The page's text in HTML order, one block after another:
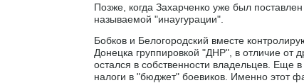
Позже, когда Захарченко уже был
называемой "инаугурации".
Бобков и Белогородский вместе
Донецка группировкой "ДНР", в отличие от
остался в собственности владельцев. Еще
налоги в "бюджет" боевиков. Именно этот